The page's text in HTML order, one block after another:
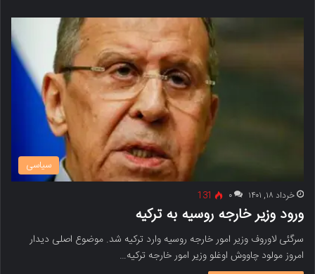
سیاسی
خرداد ۱۸, ۱۴۰۱ ۰ 131
ورود وزیر خارجه روسیه به ترکیه
سرگئی لاوروف وزیر امور خارجه روسیه وارد ترکیه شد. موضوع اصلی دیدار
امروز مولود چاووش اوغلو وزیر امور خارجه ترکیه…